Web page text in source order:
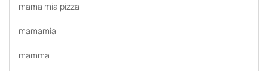
mama mia pizza
mamamia
mamma